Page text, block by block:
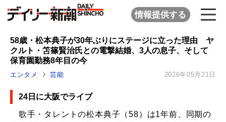
情報提供する
58歳・松本典子が30年ぶりにステージに立った理由 ヤ
クルト・笘篠賢治氏との電撃結婚、3人の息子、そして
保育園勤務8年目の今
エンタメ 芸能 2026年05月21日
24日に大阪でライブ
歌手・タレントの松本典子（58）は1年前、同期の